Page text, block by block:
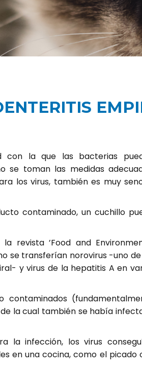
con la que las bacterias
se toman las medidas
los virus, también es muy
contaminado, un cuchillo
revista ’Food and
se transferían norovirus -uno
y virus de la hepatitis A en
contaminados
la cual también se había
la infección, los virus
en una cocina, como el picado